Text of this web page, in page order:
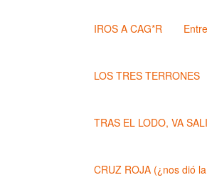
IROS A CAG*R
LOS TRES TERRONES
TRAS EL LODO, VA
CRUZ ROJA (¿nos dió